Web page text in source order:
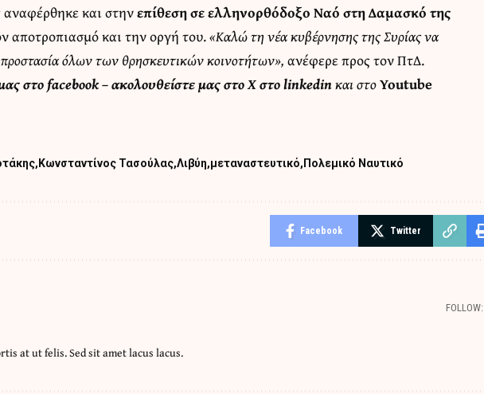
και στηνεπίθεση σε ελληνορθόδοξο Ναό στη Δαμασκό της
αποτροπιασμό και την οργή του.«Καλώ τη νέα κυβέρνησης της Συρίας να
προστασία όλων των θρησκευτικών κοινοτήτων»,ανέφερε προς τον ΠτΔ.
στο facebook– ακολουθείστε μας στοXστοlinkedinκαι στοYoutube
Κωνσταντίνος Τασούλας Λιβύη μεταναστευτικό Πολεμικό Ναυτικό
Facebook Twitter
FOLLOW:
at ut felis. Sed sit amet lacus lacus.